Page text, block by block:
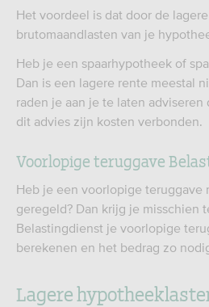
Het voordeel is dat door de
brutomaandlasten van je
Heb je een spaarhypotheek of
Dan is een lagere rente meestal
raden je aan je te laten adviseren
dit advies zijn kosten verbonden.
Voorlopige teruggave
Heb je een voorlopige teruggave
geregeld? Dan krijg je misschien
Belastingdienst je voorlopige
berekenen en het bedrag zo
Lagere